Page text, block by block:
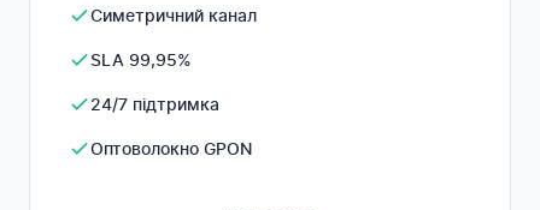
Симетричний канал
SLA 99,95%
24/7 підтримка
Оптоволокно GPON